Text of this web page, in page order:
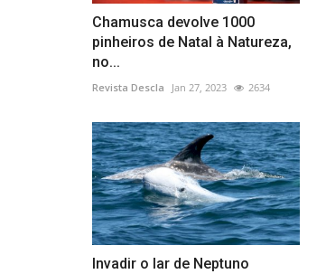
Chamusca devolve 1000
pinheiros de Natal à Natureza,
no...
Revista Descla Jan 27, 2023 2634
Invadir o lar de Neptuno